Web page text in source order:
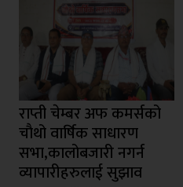
राप्ती चेम्बर अफ कमर्सको
चाैथो वार्षिक साधारण
सभा,कालोबजारी नगर्न
व्यापारीहरुलाई सुझाव